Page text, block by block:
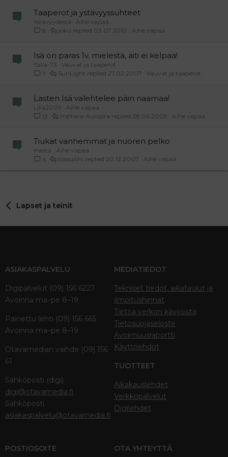
Taaperot ja ystävyyssuhteet
Ystävyydestä
Aihe vapaa
8
Aihe vapaa
03.07.2010
joku
Isä on paras 1v. mielestä, äiti ei kelpaa!
Salla-73
Vauvat ja taaperot
7
Vauvat ja taaperot
27.02.2007
SunLight
Lasten Isä valehtelee päin naamaa!
Lilla2009
Aihe vapaa
13
Aihe vapaa
28.06.2009
Hattara-Auroora
Tiukat vanhemmat ja nuoren pelko
meitsi
Aihe vapaa
6
Aihe vapaa
20.12.2007
tossuliini
Lapset ja teinit
ASIAKASPALVELU
Digipalvelut (09) 156 6227
Avoinna ma–pe 8–19
Painettu lehti (09) 156 665
Avoinna ma–pe 8–19
Otavamedian vaihde (09) 156
61
Sähköposti (digi)
digi@otavamedia.fi
Sähköposti
asiakaspalvelu@otavamedia.fi
MEDIATIEDOT
Tekniset tiedot, aikataulut ja
ilmoitushinnat
Tietoa verkon kävijöistä
Tietosuojaseloste
Avoimuusraportti
Käyttöehdot
TUOTTEET
Aikakauslehdet
Verkkopalvelut
Digilehdet
POSTIOSOITE OTA YHTEYTTÄ